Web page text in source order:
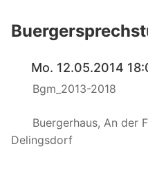
Mo. 12.05.2014
Bgm_2013-2018
Buergerhaus, An der
Delingsdorf